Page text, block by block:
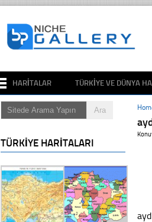
HARITALAR TÜRKIYE VE DÜNYA
TÜRKIYE HARITALARI